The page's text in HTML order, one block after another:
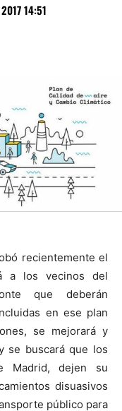
14:51
recientemente el
a los vecinos del
que deberán
en ese plan
se mejorará y
se buscará que los
Madrid, dejen su
disuasivos
público para